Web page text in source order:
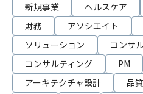
新規事業
ヘルスケア
財務
アソシエイト
ソリューション
コンサ
コンサルティング
PM
アーキテクチャ設計
品